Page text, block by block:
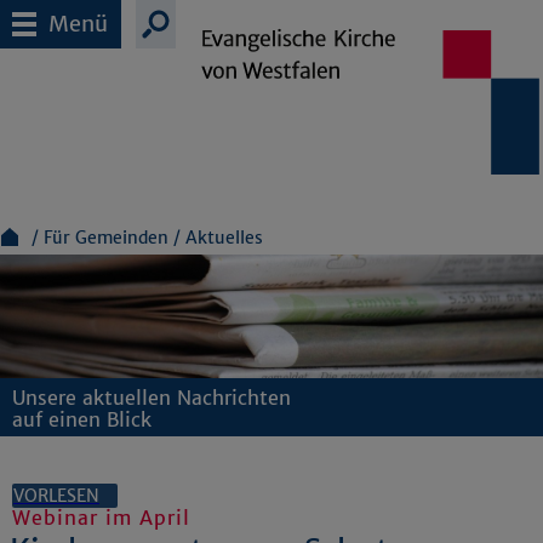
Menü
Für Gemeinden Aktuelles
Unsere aktuellen Nachrichten
auf einen Blick
VORLESEN
Webinar im April